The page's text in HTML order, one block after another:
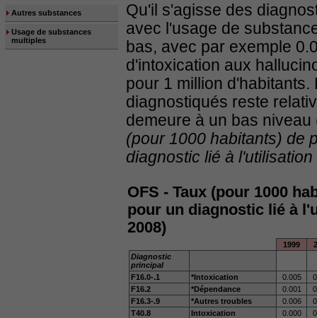
Autres substances
Usage de substances
multiples
Qu'il s'agisse des
avec l'usage de
bas, avec par exemple
d'intoxication aux
pour 1 million
diagnostiqués reste
demeure à un bas
(pour 1000 habitants) de
diagnostic lié à
OFS - Taux (pour 1000
pour un diagnostic lié à
2008)
1999
Diagnostic
principal
F16.0-.1
*Intoxication 0.005
F16.2
*Dépendance 0.001
F16.3-.9
*Autres troubles 0.006
T40.8
Intoxication 0.000